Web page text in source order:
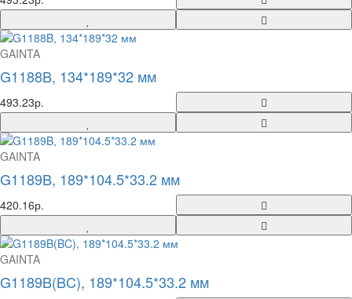
GAINTA
G1188B, 134*189*32 мм
493.23р.
GAINTA
G1189B, 189*104.5*33.2 мм
420.16р.
GAINTA
G1189B(BC), 189*104.5*33.2 мм